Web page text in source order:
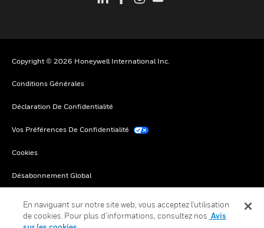
Copyright © 2026 Honeywell International Inc.
Conditions Générales
Déclaration De Confidentialité
Vos Préférences De Confidentialité
Cookies
Désabonnement Global
En naviguant sur notre site web, vous acceptez l'utilisation
de cookies. Pour plus d’informations, consultez nos Avis